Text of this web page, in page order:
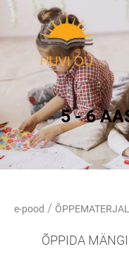
5 - 6
e-pood /
ÕPPIDA